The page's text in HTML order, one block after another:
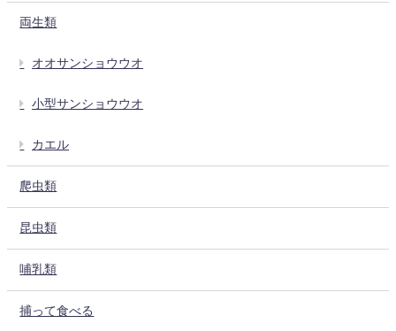
両生類
オオサンショウウオ
小型サンショウウオ
カエル
爬虫類
昆虫類
哺乳類
捕って食べる